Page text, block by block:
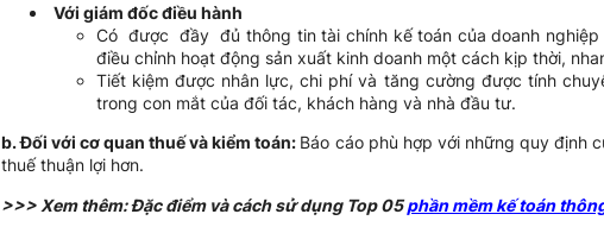
Với giám đốc điều hành
Có được đầy đủ thông tin tài chính kế toán của doanh
điều chỉnh hoạt động sản xuất kinh doanh một cách kịp thời,
Tiết kiệm được nhân lực, chi phí và tăng cường được tính
trong con mắt của đối tác, khách hàng và nhà đầu tư.
b. Đối với cơ quan thuế và kiểm toán: Báo cáo phù hợp với những quy định
thuế thuận lợi hơn.
>>> Xem thêm: Đặc điểm và cách sử dụng Top 05phần mềm kế toán